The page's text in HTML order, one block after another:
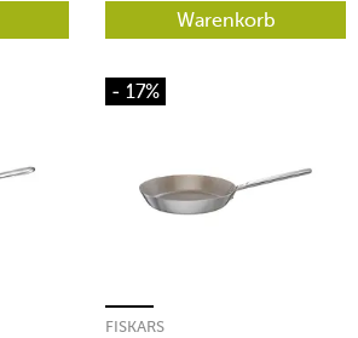
Warenkorb
- 17%
FISKARS